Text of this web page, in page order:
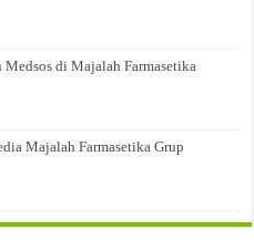
di Majalah Farmasetika
Majalah Farmasetika Grup